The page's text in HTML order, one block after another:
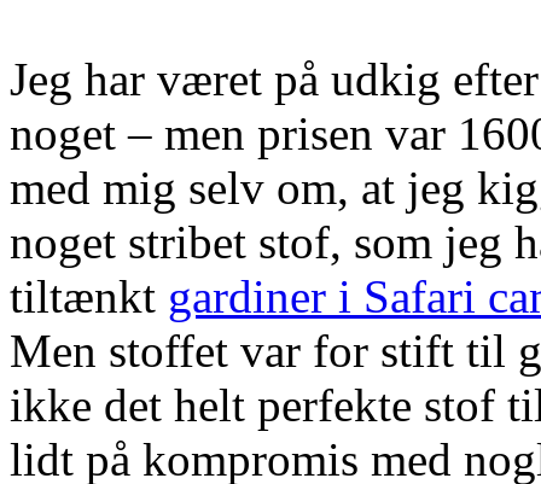
Jeg har været på udkig
noget – men prisen var
med mig selv om, at jeg
noget stribet stof, som jeg
tiltænkt gardiner i Safari
Men stoffet var for stift til
ikke det helt perfekte stof
lidt på kompromis med